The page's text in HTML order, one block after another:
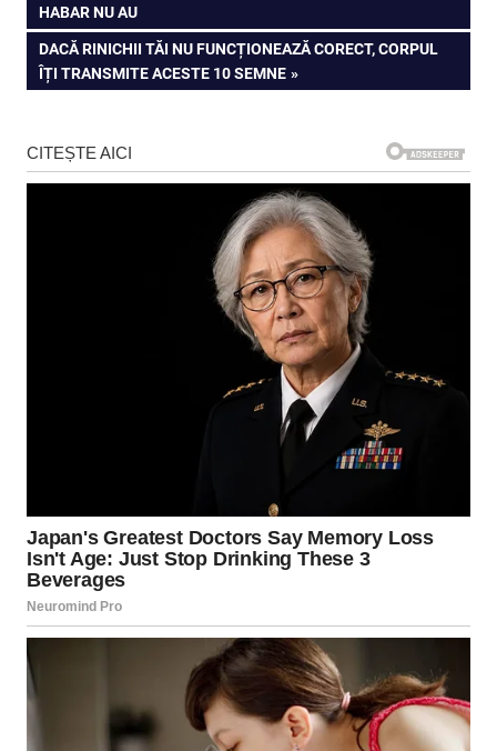
în
articole
HABAR NU AU
NEXT
POST:
DACĂ RINICHII TĂI NU FUNCȚIONEAZĂ CORECT, CORPUL
ÎȚI TRANSMITE ACESTE 10 SEMNE